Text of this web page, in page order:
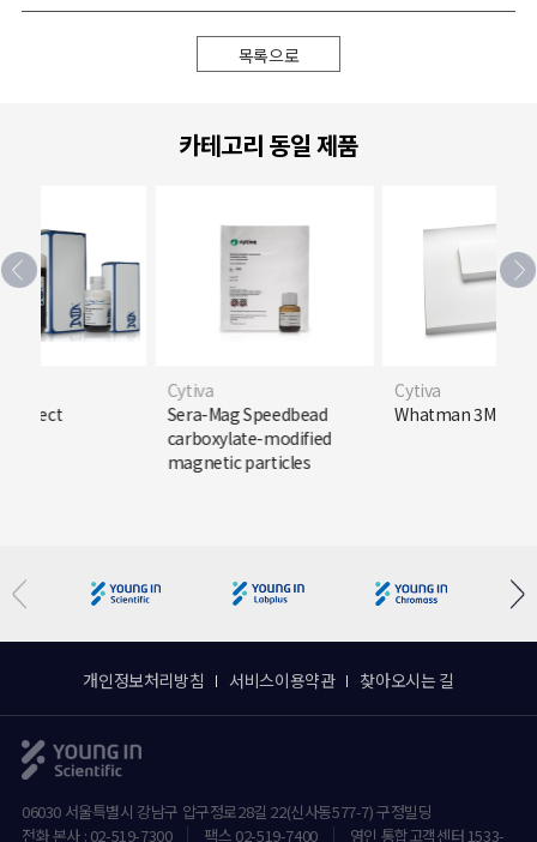
목록으로
카테고리 동일 제품
Select
Cytiva
Sera-Mag Speedbead
carboxylate-modified
magnetic particles
Cytiva
Whatman 3MM
개인정보처리방침 서비스이용약관 찾아오시는 길
06030 서울특별시 강남구 압구정로28길 22(신사동577-7) 구정빌딩
전화 본사 : 02-519-7300
팩스 02-519-7400 영인 통합고객센터 1533-